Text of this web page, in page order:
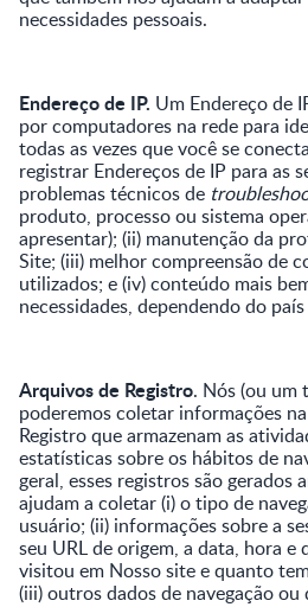
necessidades pessoais.
Endereço de IP. Um Endereço de
por computadores na rede para
todas as vezes que você se
registrar Endereços de IP para as
problemas técnicos de
produto, processo ou sistema
apresentar); (ii) manutenção da
Site; (iii) melhor compreensão de
utilizados; e (iv) conteúdo mais
necessidades, dependendo do
Arquivos de Registro. Nós (ou um
poderemos coletar informações
Registro que armazenam as
estatísticas sobre os hábitos de
geral, esses registros são gerados
ajudam a coletar (i) o tipo de
usuário; (ii) informações sobre a
seu URL de origem, a data, hora e
visitou em Nosso site e quanto
(iii) outros dados de navegação